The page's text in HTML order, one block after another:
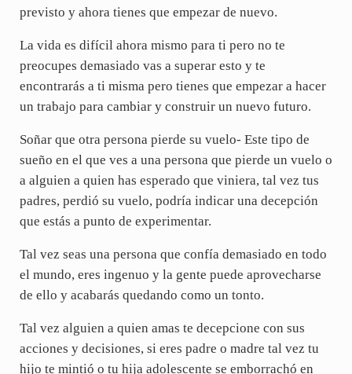
previsto y ahora tienes que empezar de nuevo.
La vida es difícil ahora mismo para ti pero no te
preocupes demasiado vas a superar esto y te
encontrarás a ti misma pero tienes que empezar a hacer
un trabajo para cambiar y construir un nuevo futuro.
Soñar que otra persona pierde su vuelo- Este tipo de
sueño en el que ves a una persona que pierde un vuelo o
a alguien a quien has esperado que viniera, tal vez tus
padres, perdió su vuelo, podría indicar una decepción
que estás a punto de experimentar.
Tal vez seas una persona que confía demasiado en todo
el mundo, eres ingenuo y la gente puede aprovecharse
de ello y acabarás quedando como un tonto.
Tal vez alguien a quien amas te decepcione con sus
acciones y decisiones, si eres padre o madre tal vez tu
hijo te mintió o tu hija adolescente se emborrachó en